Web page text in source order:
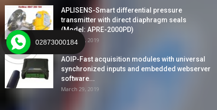
APLISENS-Smart differential pressure
transmitter with direct diaphragm seals
(Model: APRE-2000PD)
March 29, 2019
AOIP-Fast acquisition modules with universal
synchronized inputs and embedded webserver
software...
March 29, 2019
02873000184